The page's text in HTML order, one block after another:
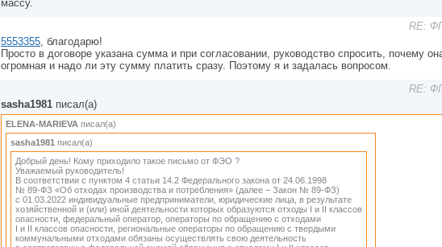
массу.
RE:
5553355, благодарю!
Просто в договоре указана сумма и при согласовании, руководство спросить, почему
огромная и надо ли эту сумму платить сразу. Поэтому я и задалась вопросом.
RE:
sasha1981 писал(а)
ELENA-MARIEVA писал(а)
sasha1981 писал(а)
Добрый день! Кому приходило такое письмо от ФЭО ?
Уважаемый руководитель!
В соответствии с пунктом 4 статьи 14.2 Федерального закона от 24.06.1998
№ 89-ФЗ «Об отходах производства и потребления» (далее – Закон № 89-ФЗ)
с 01.03.2022 индивидуальные предприниматели, юридические лица, в результате
хозяйственной и (или) иной деятельности которых образуются отходы I и II классов
опасности, федеральный оператор, операторы по обращению с отходами
I и II классов опасности, региональные операторы по обращению с твердыми
коммунальными отходами обязаны осуществлять свою деятельность